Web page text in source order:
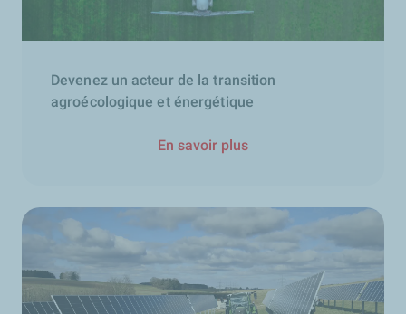
Devenez un acteur de la transition
agroécologique et énergétique
En savoir plus